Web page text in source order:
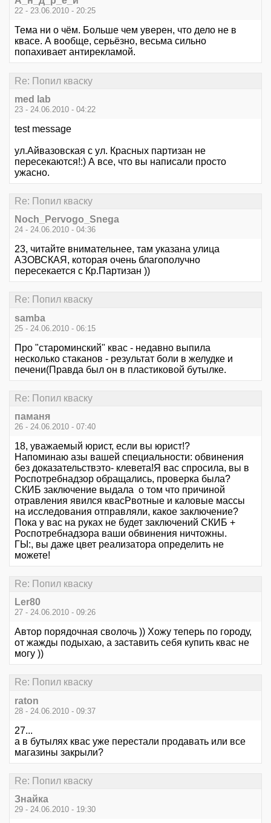
22 - 23.06.2010 - 20:25
Тема ни о чём. Больше чем уверен, что дело не в
квасе. А вообще, серьёзно, весьма сильно
попахивает антирекламой.
Re: Попил кваску
med lab
23 - 24.06.2010 - 04:22
test message
ул.Айвазовская с ул. Красных партизан не
пересекаются!:) А все, что вы написали просто
ужасно.
Re: Попил кваску
Noch_Pervogo_Snega
24 - 24.06.2010 - 04:36
23, читайте внимательнее, там указана улица
АЗОВСКАЯ, которая очень благополучно
пересекается с Кр.Партизан ))
Re: Попил кваску
samba
25 - 24.06.2010 - 06:15
Про "староминский" квас - недавно выпила
несколько стаканов - результат боли в желудке и
печени(Правда был он в пластиковой бутылке.
Re: Попил кваску
паманя
26 - 24.06.2010 - 07:40
18, уважаемый юрист, если вы юрист!?
Напоминаю азы вашей специальности: обвинения
без доказательствэто- клевета!Я вас спросила, вы в
Роспотребнадзор обращались, проверка была?
СКИБ заключение выдала о том что причиной
отравления явился квасРвотные и каловые массы
на исследования отправляли, какое заключение?
Пока у вас на руках не будет заключений СКИБ +
Роспотребнадзора ваши обвинения ничтожны.
ГЫ:, вы даже цвет реализатора определить не
можете!
Re: Попил кваску
Ler80
27 - 24.06.2010 - 09:26
Автор порядочная сволочь )) Хожу теперь по городу,
от жажды подыхаю, а заставить себя купить квас не
могу ))
Re: Попил кваску
raton
28 - 24.06.2010 - 09:37
27...
а в бутылях квас уже перестали продавать или все
магазины закрыли?
Re: Попил кваску
Знайка
29 - 24.06.2010 - 19:30